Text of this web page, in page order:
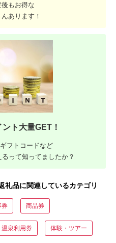
もお得な
あります！
ト大量GET！
フトコードなど
って知ってましたか？
礼品に関連しているカテゴリ
券 商品券
温泉利用券 体験・ツアー